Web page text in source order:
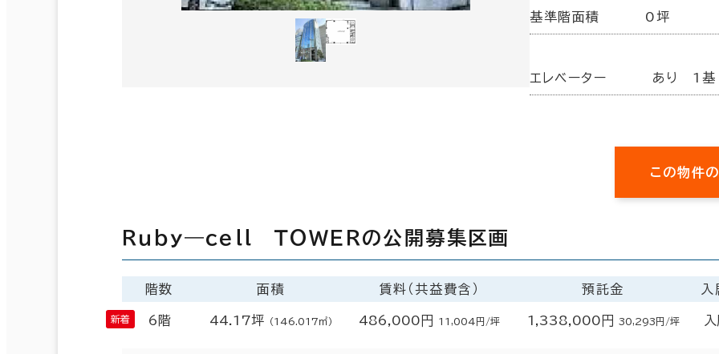
基準階面積 0坪
エレベーター あり 1基
この物件
Ｒｕｂｙ―ｃｅｌｌ ＴＯＷＥＲの公開募集区画
階数 面積 賃料（共益費含） 預託金 入
6階 44.17坪 （146.017㎡） 486,000円 11,004円/坪 1,338,000円 30,293円/坪